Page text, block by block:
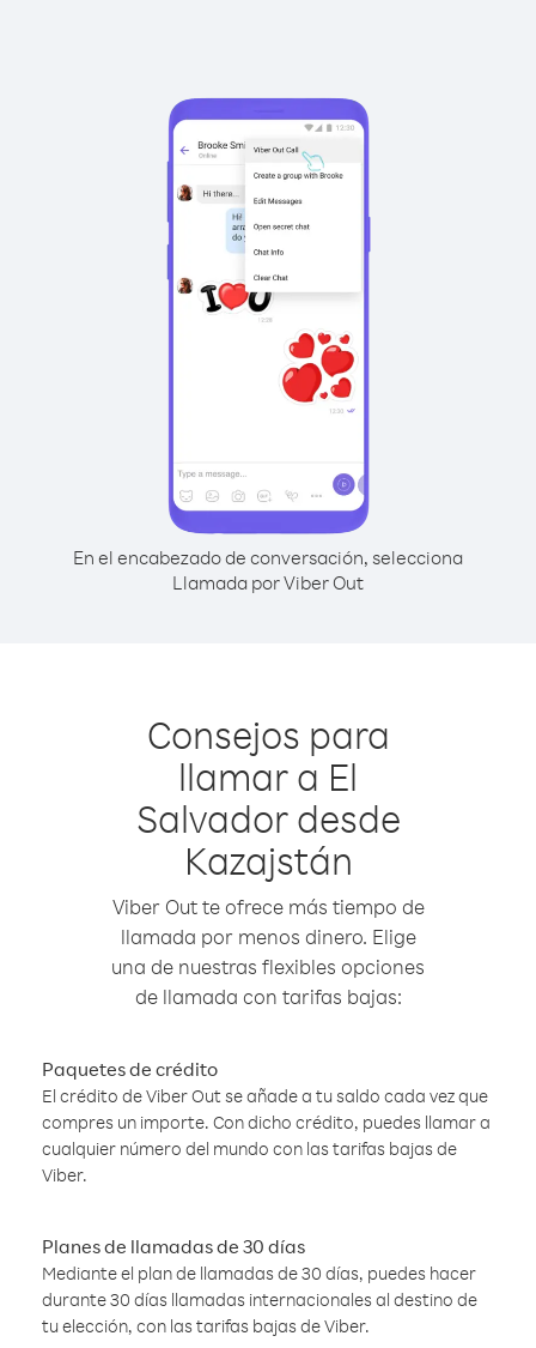
En el encabezado de conversación, selecciona
Llamada por Viber Out
Consejos para
llamar a El
Salvador desde
Kazajstán
Viber Out te ofrece más tiempo de
llamada por menos dinero. Elige
una de nuestras flexibles opciones
de llamada con tarifas bajas:
Paquetes de crédito
El crédito de Viber Out se añade a tu saldo cada vez que
compres un importe. Con dicho crédito, puedes llamar a
cualquier número del mundo con las tarifas bajas de
Viber.
Planes de llamadas de 30 días
Mediante el plan de llamadas de 30 días, puedes hacer
durante 30 días llamadas internacionales al destino de
tu elección, con las tarifas bajas de Viber.